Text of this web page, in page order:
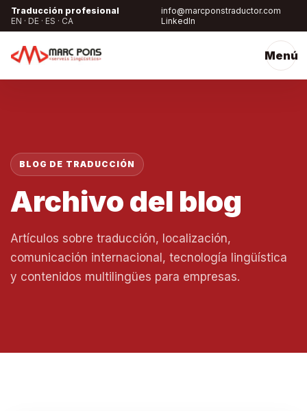
Traducción profesional
EN · DE · ES · CA
info@marcponstraductor.com
LinkedIn
Menú
BLOG DE TRADUCCIÓN
Archivo del blog
Artículos sobre traducción, localización,
comunicación internacional, tecnología lingüística
y contenidos multilingües para empresas.